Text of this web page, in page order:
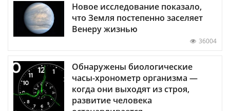
Новое исследование показало,
что Земля постепенно заселяет
Венеру жизнью
36004
Обнаружены биологические
часы-хронометр организма —
когда они выходят из строя,
развитие человека